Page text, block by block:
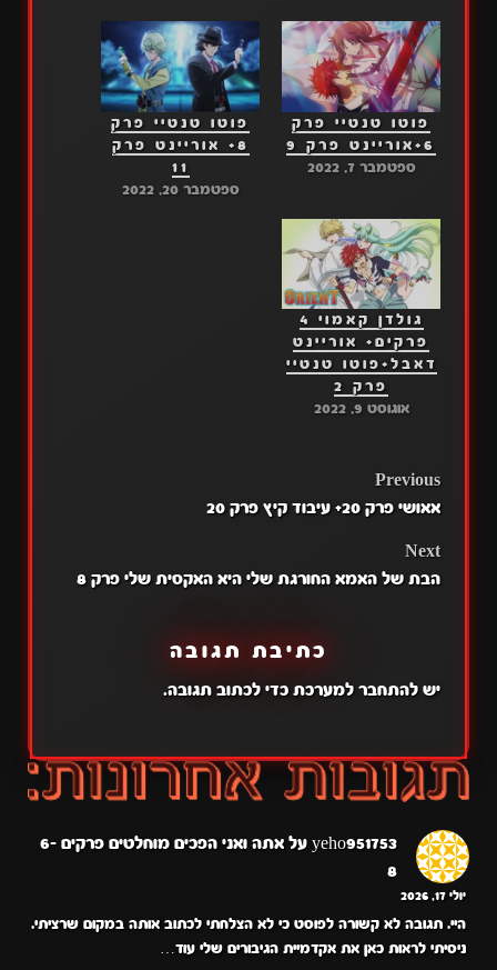
פוטו טנטיי פרק
6+אוריינט פרק 9
ספטמבר 7, 2022
פוטו טנטיי פרק
8+ אוריינט פרק
11
ספטמבר 20, 2022
גולדן קאמוי 4
פרקים+ אוריינט
דאבל+פוטו טנטיי
פרק 2
אוגוסט 9, 2022
POST
Previous
אאושי פרק 20+ עיבוד קיץ פרק 20
Next
הבת של האמא החורגת שלי היא האקסית שלי פרק 8
כתיבת תגובה
יש להתחבר למערכתכדי לכתוב תגובה.
yeho951753 על
אתה ואני הפכים מוחלטים פרקים 6-
8
יולי 17, 2026
היי. תגובה לא קשורה לפוסט כי לא הצלחתי לכתוב אותה במקום שרציתי.
ניסיתי לראות כאן את אקדמיית הגיבורים שלי עוד…